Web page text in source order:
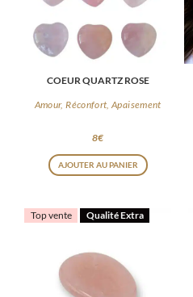
COEUR QUARTZ ROSE
Amour, Réconfort, Apaisement
8€
AJOUTER AU PANIER
Top vente Qualité Extra